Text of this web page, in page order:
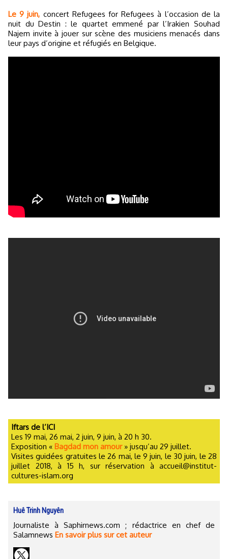
Le 9 juin, concert Refugees for Refugees à l’occasion de la
nuit du Destin : le quartet emmené par l’Irakien Souhad
Najem invite à jouer sur scène des musiciens menacés dans
leur pays d’origine et réfugiés en Belgique.
Iftars de l’ICI
Les 19 mai, 26 mai, 2 juin, 9 juin, à 20 h 30.
Exposition « Bagdad mon amour» jusqu’au 29 juillet.
Visites guidées gratuites le 26 mai, le 9 juin, le 30 juin, le 28
juillet 2018, à 15 h, sur réservation à accueil@institut-
cultures-islam.org
Huê Trinh Nguyên
Journaliste à Saphirnews.com ; rédactrice en chef de
Salamnews En savoir plus sur cet auteur